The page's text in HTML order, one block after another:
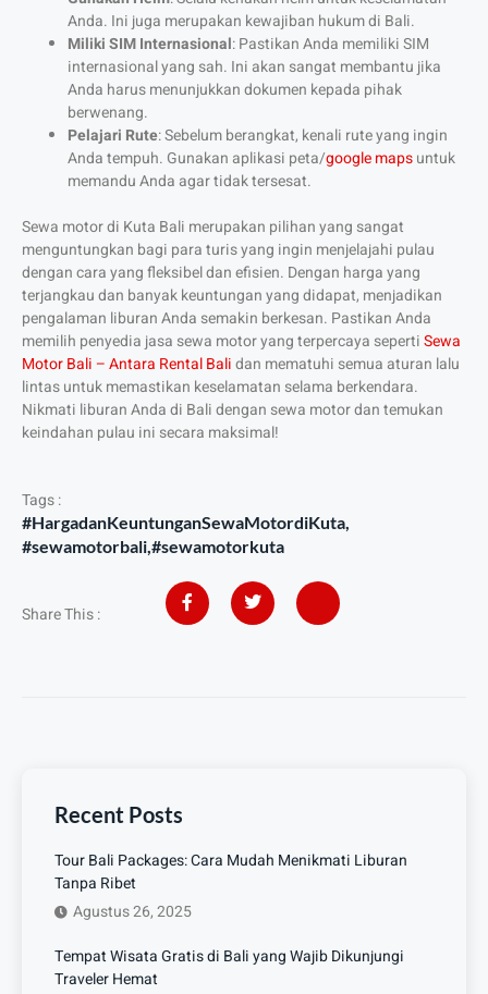
Anda. Ini juga merupakan kewajiban hukum di Bali.
Miliki SIM Internasional: Pastikan Anda memiliki SIM
internasional yang sah. Ini akan sangat membantu jika
Anda harus menunjukkan dokumen kepada pihak
berwenang.
Pelajari Rute: Sebelum berangkat, kenali rute yang ingin
Anda tempuh. Gunakan aplikasi peta/google mapsuntuk
memandu Anda agar tidak tersesat.
Sewa motor di Kuta Bali merupakan pilihan yang sangat
menguntungkan bagi para turis yang ingin menjelajahi pulau
dengan cara yang fleksibel dan efisien. Dengan harga yang
terjangkau dan banyak keuntungan yang didapat, menjadikan
pengalaman liburan Anda semakin berkesan. Pastikan Anda
memilih penyedia jasa sewa motor yang terpercaya sepertiSewa
Motor Bali – Antara Rental Balidan mematuhi semua aturan lalu
lintas untuk memastikan keselamatan selama berkendara.
Nikmati liburan Anda di Bali dengan sewa motor dan temukan
keindahan pulau ini secara maksimal!
Tags :
#HargadanKeuntunganSewaMotordiKuta,
#sewamotorbali,#sewamotorkuta
Share This :
Recent Posts
Tour Bali Packages: Cara Mudah Menikmati Liburan
Tanpa Ribet
Agustus 26, 2025
Tempat Wisata Gratis di Bali yang Wajib Dikunjungi
Traveler Hemat